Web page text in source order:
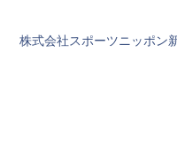
株式会社スポーツニッポン